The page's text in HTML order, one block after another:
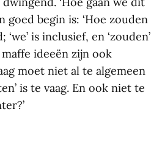
goed begin is: ‘Hoe zouden
is inclusief, en ‘zouden’
ideeën zijn ook
moet niet al te algemeen
is te vaag. En ook niet te